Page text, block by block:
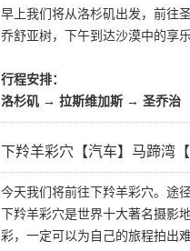
早上我们将从洛杉矶出发，前往
乔舒亚树，下午到达沙漠中的享
行程安排：
洛杉矶 → 拉斯维加斯 → 圣乔治
下羚羊彩穴【汽车】马蹄湾
今天我们将前往下羚羊彩穴。途
下羚羊彩穴是世界十大著名摄
彩，一定可以为自己的旅程拍出